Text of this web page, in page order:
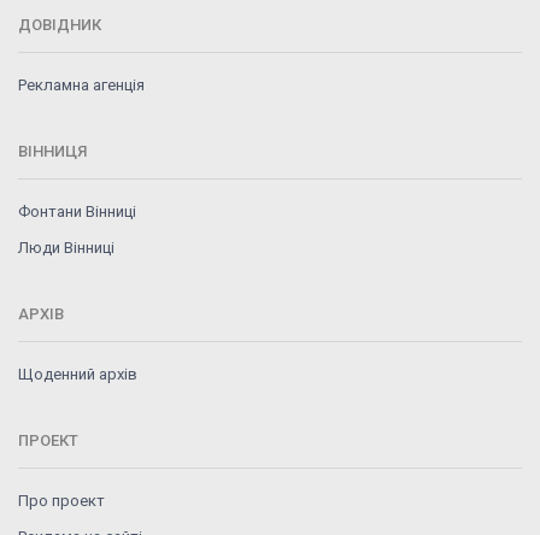
ДОВІДНИК
Рекламна агенція
ВІННИЦЯ
Фонтани Вінниці
Люди Вінниці
АРХІВ
Щоденний архів
ПРОЕКТ
Про проект